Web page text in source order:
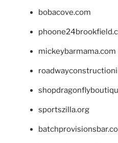
bobacove.com
mickeybarmama.com
sportszilla.org